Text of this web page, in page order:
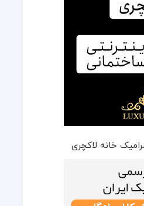
خانه لاکچری